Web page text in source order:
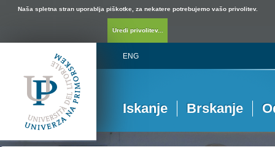
Naša spletna stran uporablja piškotke, za nekatere potrebujemo vašo privolitev.
Uredi privolitev...
ENG
Iskanje Brskanje